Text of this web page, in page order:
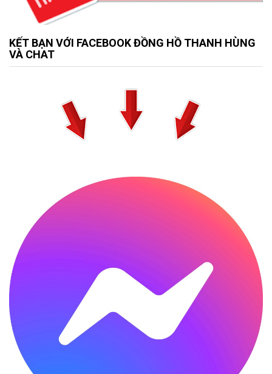
KẾT BẠN VỚI FACEBOOK ĐỒNG HỒ THANH HÙNG
VÀ CHAT